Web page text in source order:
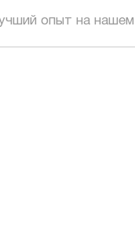
опыт на нашем